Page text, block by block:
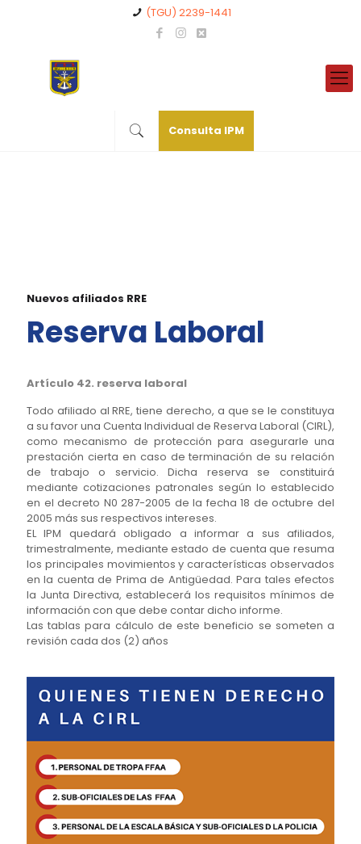
(TGU) 2239-1441
Consulta IPM
Nuevos afiliados RRE
Reserva Laboral
Artículo 42. reserva laboral
Todo afiliado al RRE, tiene derecho, a que se le constituya
a su favor una Cuenta Individual de Reserva Laboral (CIRL),
como mecanismo de protección para asegurarle una
prestación cierta en caso de terminación de su relación
de trabajo o servicio. Dicha reserva se constituirá
mediante cotizaciones patronales según lo establecido
en el decreto N0 287-2005 de la fecha 18 de octubre del
2005 más sus respectivos intereses.
EL IPM quedará obligado a informar a sus afiliados,
trimestralmente, mediante estado de cuenta que resuma
los principales movimientos y características observados
en la cuenta de Prima de Antigüedad. Para tales efectos
la Junta Directiva, establecerá los requisitos mínimos de
información con que debe contar dicho informe.
Las tablas para cálculo de este beneficio se someten a
revisión cada dos (2) años